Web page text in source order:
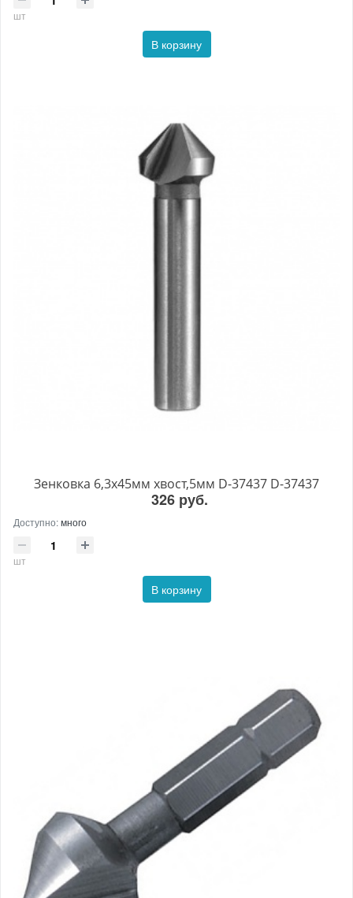
шт
В корзину
Зенковка 6,3х45мм хвост,5мм D-37437 D-37437
326 руб.
Доступно:много
шт
В корзину